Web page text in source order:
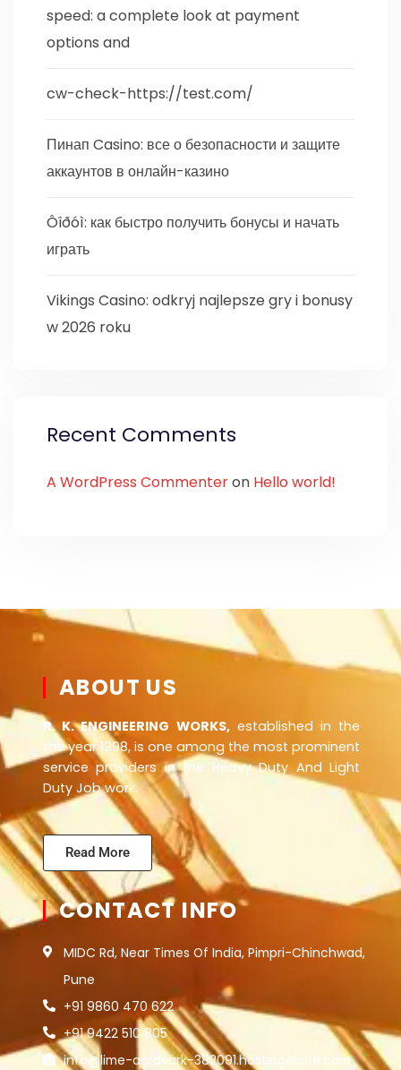
speed: a complete look at payment
options and
cw-check-https://test.com/
Пинап Casino: все о безопасности и защите
аккаунтов в онлайн-казино
Ôîðóì: как быстро получить бонусы и начать
играть
Vikings Casino: odkryj najlepsze gry i bonusy
w 2026 roku
Recent Comments
A WordPress Commenteron Hello world!
ABOUT US
R. K. ENGINEERING WORKS,established in the
the year 1998, is one among the most prominent
service providers in the Heavy Duty And Light
Duty Job work.
Read More
CONTACT INFO
MIDC Rd, Near Times Of India, Pimpri-Chinchwad,
Pune
+91 9860 470 622
+91 9422 510 805
info@lime-aardvark-382091.hostingersite.com